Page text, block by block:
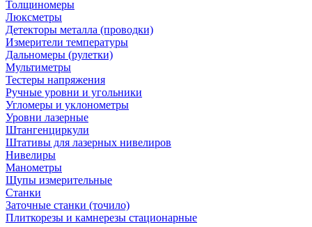
Толщиномеры
Люксметры
Детекторы металла (проводки)
Измерители температуры
Дальномеры (рулетки)
Мультиметры
Тестеры напряжения
Ручные уровни и угольники
Угломеры и уклонометры
Уровни лазерные
Штангенциркули
Штативы для лазерных нивелиров
Нивелиры
Манометры
Щупы измерительные
Станки
Заточные станки (точило)
Плиткорезы и камнерезы стационарные